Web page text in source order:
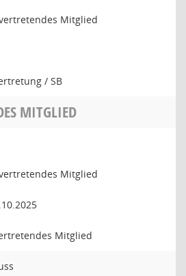
Mitglied
/ SB
MITGLIED
Mitglied
Mitglied